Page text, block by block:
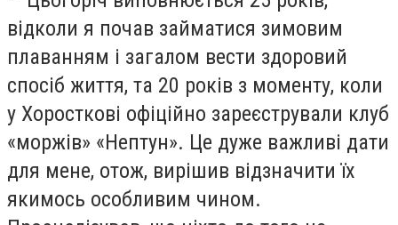
відколи я почав займатися зимовим
плаванням і загалом вести здоровий
спосіб життя, та 20 років з моменту, коли
у Хоросткові офіційно зареєстрували клуб
«моржів» «Нептун». Це дуже важливі дати
для мене, отож, вирішив відзначити їх
якимось особливим чином.